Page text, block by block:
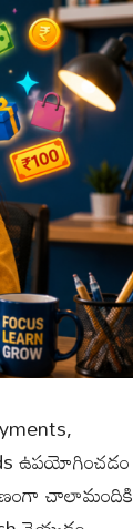
ఉపయోగించడం
చాలామందికి